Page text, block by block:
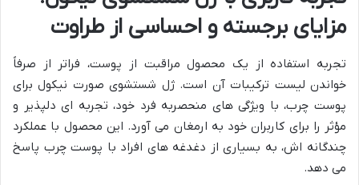
مزایای برجسته و احساسی از طراوت
تجربه استفاده از یک محصول مراقبت از پوست، فراتر از صرفاً
خواندن لیست ترکیبات آن است. ژل شستشوی صورت نیکول برای
پوست چرب، با ویژگی های منحصربه فرد خود، تجربه ای دلپذیر و
مؤثر را برای کاربران خود به ارمغان می آورد. این محصول با عملکرد
چندگانه اش، به بسیاری از دغدغه های افراد با پوست چرب پاسخ
می دهد.